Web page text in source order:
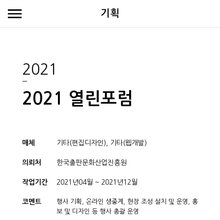
기획
2021
2021 열린포럼
매체 기타(편집디자인), 기타(웹개발)
의뢰처 한국출판문화산업진흥원
작업기간 2021년04월 ~ 2021년12월
코멘트
행사 기획, 온라인 생중계, 현장 조성 설치 및 운영, 홍
보 및 디자인 등 행사 총괄 운영